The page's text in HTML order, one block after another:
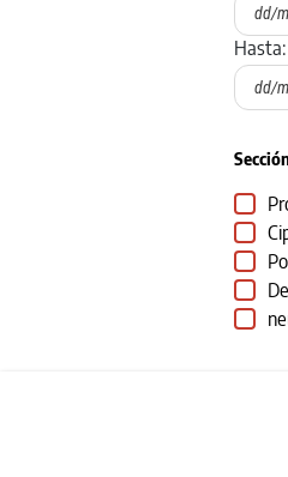
Hasta: